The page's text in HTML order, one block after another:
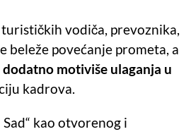
vodiča, prevoznika,
beleže povećanje prometa, a
motiviše ulaganja u
kadrova.
kao otvorenog i